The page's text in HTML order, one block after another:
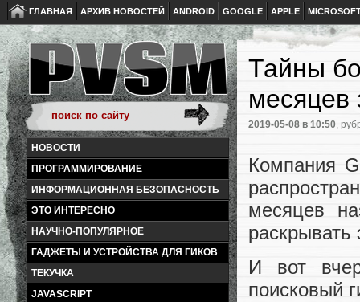
ГЛАВНАЯ АРХИВ НОВОСТЕЙ ANDROID GOOGLE APPLE
НОВОСТИ
ПРОГРАММИРОВАНИЕ
ИНФОРМАЦИОННАЯ БЕЗОПАСНОСТЬ
ЭТО ИНТЕРЕСНО
НАУЧНО-ПОПУЛЯРНОЕ
ГАДЖЕТЫ И УСТРОЙСТВА ДЛЯ ГИКОВ
ТЕКУЧКА
JAVASCRIPT
Тайны
месяцев
2019-05-08 в 10:50,
Компания
месяцев
раскрывать
И вот
поисковый